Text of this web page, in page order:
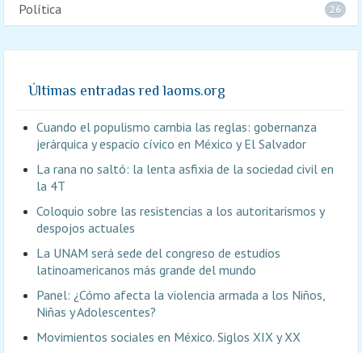
Política 26
Últimas entradas red laoms.org
Cuando el populismo cambia las reglas: gobernanza
jerárquica y espacio cívico en México y El Salvador
La rana no saltó: la lenta asfixia de la sociedad civil en
la 4T
Coloquio sobre las resistencias a los autoritarismos y
despojos actuales
La UNAM será sede del congreso de estudios
latinoamericanos más grande del mundo
Panel: ¿Cómo afecta la violencia armada a los Niños,
Niñas y Adolescentes?
Movimientos sociales en México. Siglos XIX y XX